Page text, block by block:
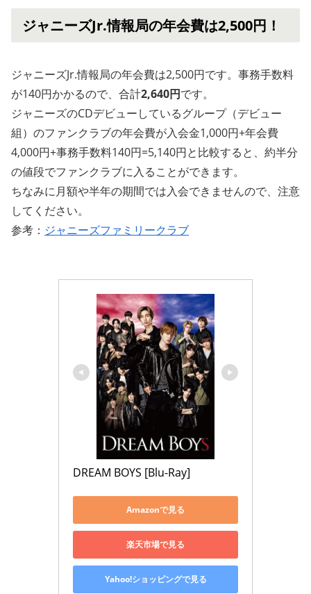
ジャニーズJr.情報局の年会費は2,500円！
ジャニーズJr.情報局の年会費は2,500円です。事務手数料
が140円かかるので、合計2,640円です。
ジャニーズのCDデビューしているグループ（デビュー
組）のファンクラブの年会費が入会金1,000円+年会費
4,000円+事務手数料140円=5,140円と比較すると、約半分
の値段でファンクラブに入ることができます。
ちなみに月額や半年の期間では入会できませんので、注意
してください。
参考： ジャニーズファミリークラブ
DREAM BOYS [Blu-Ray]
Amazonで見る
楽天市場で見る
Yahoo!ショッピングで見る